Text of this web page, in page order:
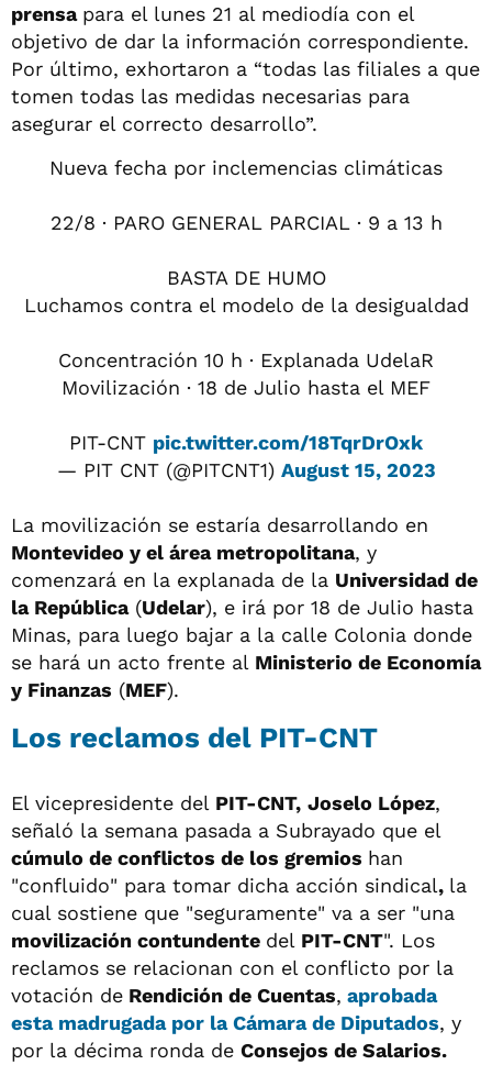
prensa para el lunes 21 al mediodía con el
objetivo de dar la información correspondiente.
Por último, exhortaron a “todas las filiales a que
tomen todas las medidas necesarias para
asegurar el correcto desarrollo”.
Nueva fecha por inclemencias climáticas
22/8 · PARO GENERAL PARCIAL · 9 a 13 h
BASTA DE HUMO
Luchamos contra el modelo de la desigualdad
Concentración 10 h · Explanada UdelaR
Movilización · 18 de Julio hasta el MEF
PIT-CNT pic.twitter.com/18TqrDrOxk
— PIT CNT (@PITCNT1) August 15, 2023
La movilización se estaría desarrollando en
Montevideo y el área metropolitana, y
comenzará en la explanada de la Universidad de
la República(Udelar), e irá por 18 de Julio hasta
Minas, para luego bajar a la calle Colonia donde
se hará un acto frente al Ministerio de Economía
y Finanzas (MEF).
Los reclamos del PIT-CNT
El vicepresidente del PIT-CNT, Joselo López,
señaló la semana pasada a Subrayado que el
cúmulo de conflictos de los gremios han
"confluido" para tomar dicha acción sindical, la
cual sostiene que "seguramente" va a ser "una
movilización contundente del PIT-CNT". Los
reclamos se relacionan con el conflicto por la
votación de Rendición de Cuentas, aprobada
esta madrugada por la Cámara de Diputados, y
por la décima ronda de Consejos de Salarios.